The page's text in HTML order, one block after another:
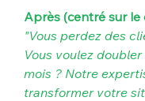
Après (centré sur le
"Vous perdez des
Vous voulez
mois ? Notre
transformer votre